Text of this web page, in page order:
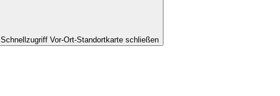
Schnellzugriff Vor-Ort-Standortkarte schließen